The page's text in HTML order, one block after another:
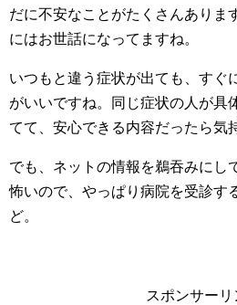
だに不安なことがたくさんありま
にはお世話になってますね。
いつもと違う症状が出ても、すぐ
がいいですね。同じ症状の人が具
てて、安心できる内容だったら気
でも、ネットの情報を鵜吞みにし
怖いので、やっぱり病院を受診す
ど。
スポンサーリ